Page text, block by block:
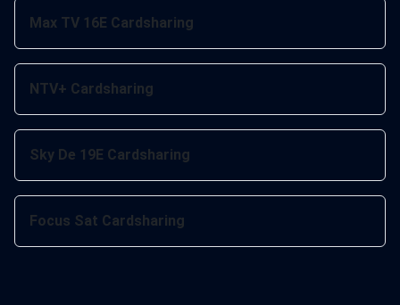
Max TV 16E Cardsharing
NTV+ Cardsharing
Sky De 19E Cardsharing
Focus Sat Cardsharing